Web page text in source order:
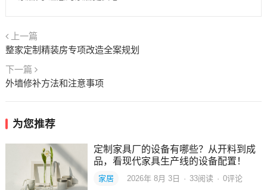
上一篇
整家定制精装房专项改造全案规划
下一篇
外墙修补方法和注意事项
为您推荐
定制家具厂的设备有哪些？从开料到成
品，看现代家具生产线的设备配置！
家居 2026年 8月 3日 · 33阅读 · 0评论